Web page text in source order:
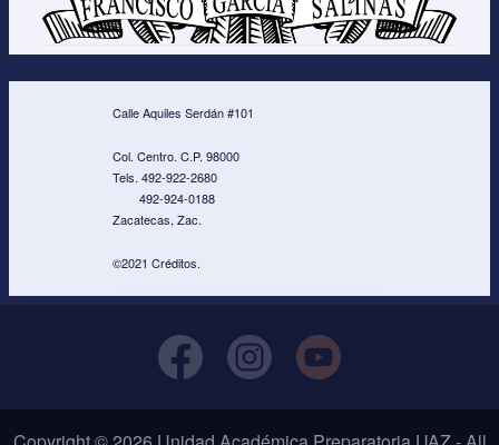
Calle Aquiles Serdán #101
Col. Centro. C.P. 98000
Tels. 492-922-2680
492-924-0188
Zacatecas, Zac.
©2021 Créditos.